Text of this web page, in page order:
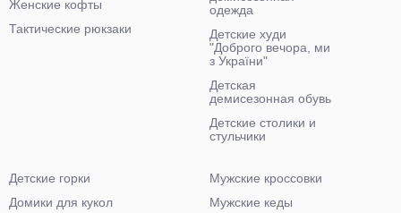
Женские кофты
Тактические рюкзаки
одежда
Детские худи
"Доброго вечора, ми
з України"
Детская
демисезонная обувь
Детские столики и
стульчики
Детские горки
Домики для кукол
Мужские кроссовки
Мужские кеды